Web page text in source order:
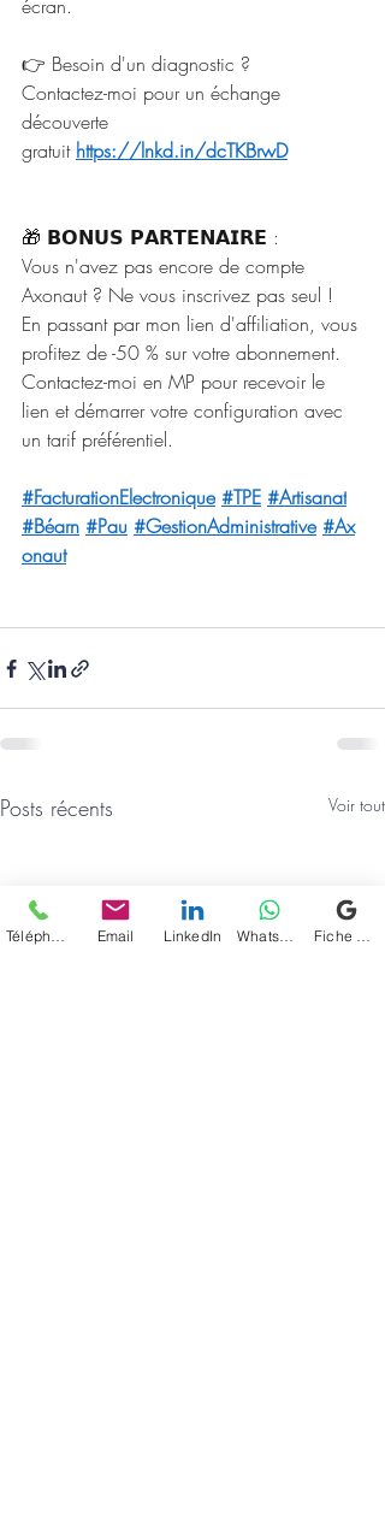
écran.
👉 Besoin d'un diagnostic ?
Contactez-moi pour un échange
découverte
gratuit https://lnkd.in/dcTKBrwD
🎁 𝗕𝗢𝗡𝗨𝗦 𝗣𝗔𝗥𝗧𝗘𝗡𝗔𝗜𝗥𝗘 :
Vous n'avez pas encore de compte
Axonaut ? Ne vous inscrivez pas seul !
En passant par mon lien d'affiliation, vous
profitez de -50 % sur votre abonnement.
Contactez-moi en MP pour recevoir le
lien et démarrer votre configuration avec
un tarif préférentiel.
#FacturationElectronique #TPE #Artisanat
#Béarn #Pau #GestionAdministrative #Ax
onaut
Posts récents Voir tout
Email LinkedIn